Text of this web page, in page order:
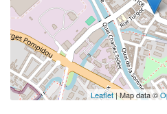
Leaflet| Map data ©